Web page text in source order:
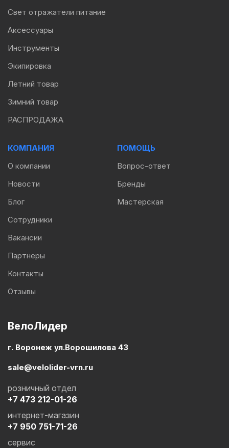
ВелоЛидер
г. Воронеж ул.Ворошилова 43
sale@velolider-vrn.ru
+7 473 212-01-26
розничный отдел
+7 950 751-71-26
интернет-магазин
сервис
Свет отражатели питание
Аксессуары
Инструменты
Экипировка
Летний товар
Зимний товар
РАСПРОДАЖА
КОМПАНИЯ
О компании
Новости
Блог
Сотрудники
Вакансии
Партнеры
Контакты
Отзывы
ПОМОЩЬ
Вопрос-ответ
Бренды
Мастерская